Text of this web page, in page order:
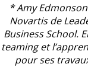
* Amy
Novartis de
Business School.
teaming et
pour ses